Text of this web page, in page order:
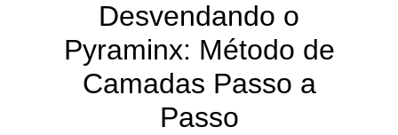
Desvendando o
Pyraminx: Método de
Camadas Passo a
Passo